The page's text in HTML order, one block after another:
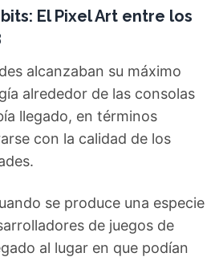
El Pixel Art entre los
alcanzaban su máximo
alrededor de las consolas
llegado, en términos
con la calidad de los
se produce una especie
de juegos de
al lugar en que podían